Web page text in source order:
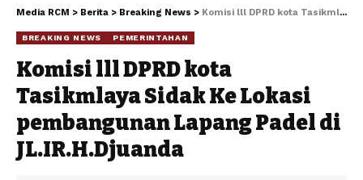
Media RCM > Berita > Breaking News > Komisi lll DPRD kota Tasikmlaya Sidak Ke Lokasi pembangunan Lapang Padel di JL.IR.H.Djuanda
BREAKING NEWS PEMERINTAHAN
Komisi lll DPRD kota
Tasikmlaya Sidak Ke Lokasi
pembangunan Lapang Padel di
JL.IR.H.Djuanda